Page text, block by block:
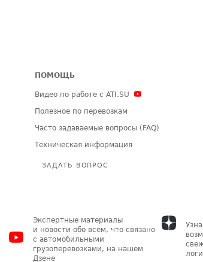
ПОМОЩЬ
Видео по работе с ATI.SU
Полезное по перевозкам
Часто задаваемые вопросы (FAQ)
Техническая информация
ЗАДАТЬ ВОПРОС
Экспертные материалы
и новости обо всем, что связано
с автомобильными
грузоперевозками, на нашем
Дзене